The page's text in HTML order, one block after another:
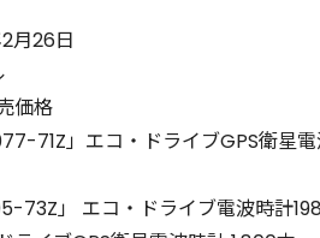
月26日
価格
71Z」エコ・ドライブGPS衛星
73Z」 エコ・ドライブ電波時計